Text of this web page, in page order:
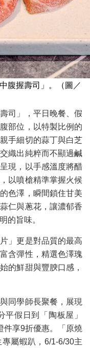
腹握壽司」。（圖／
司」，平日晚餐、假
部位，以特製比例的
手細切的蒜丁與白芝
織出純粹而不顯過鹹
現，以手感溫度將醋
以噴槍精準掌握火候
色澤，瞬間鎖住甘美
仁與蔥花，讓濃郁香
的旨味。
」更是對品質的最高
含彈性，精選色澤瑰
的鮮甜與豐腴口感，
同學師長聚餐，展現
平假日到「陶板屋」
件享9折優惠。「原燒
屬蝦趴，6/1-6/30主